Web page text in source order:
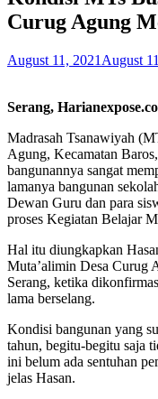
Curug Agung
August 11, 2021 August
Serang,
Madrasah Tsanawiyah
Agung, Kecamatan
bangunannya sangat
lamanya bangunan
Dewan Guru dan para
proses Kegiatan Belajar
Hal itu diungkapkan
Muta’alimin Desa Curug
Serang, ketika
lama berselang.
Kondisi bangunan yang
tahun, begitu-begitu saja
ini belum ada sentuhan
jelas Hasan.